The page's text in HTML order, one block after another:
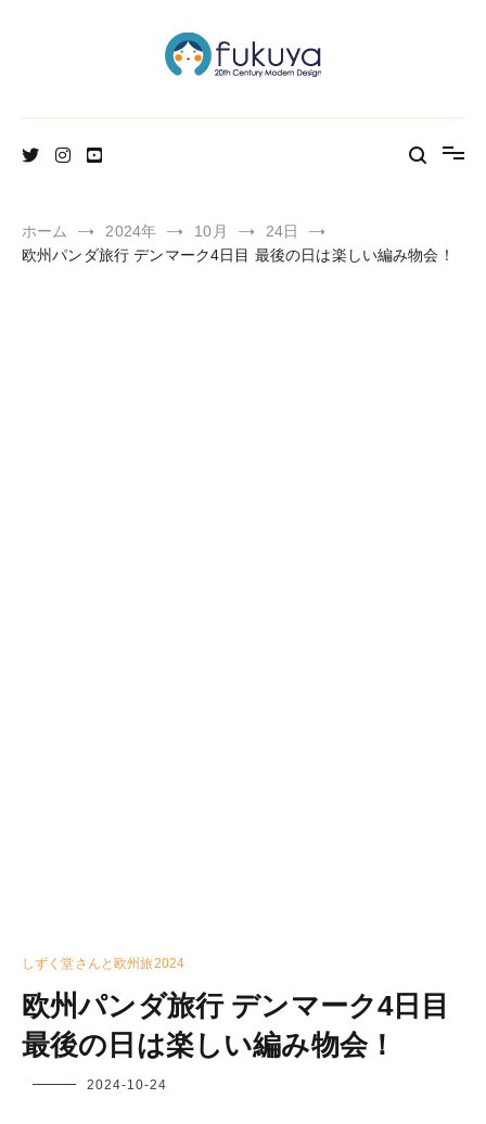
ホーム 2024年 10月
24日
欧州パンダ旅行 デンマーク4日目 最後の日は楽しい編み物会！
しずく堂さんと欧州旅2024
欧州パンダ旅行 デンマーク4日目
最後の日は楽しい編み物会！
フ
2024-10-24